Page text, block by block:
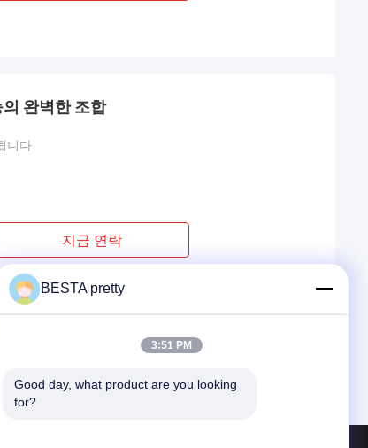
완벽한 조합
니다
지금 연락
BESTA pretty
3:51 PM
Good day, what product are you looking
for?